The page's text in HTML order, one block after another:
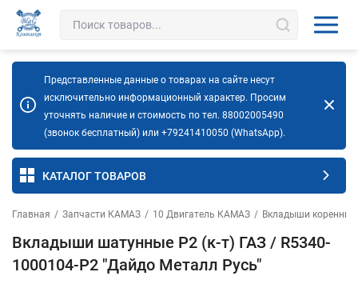
Представленные данные о товарах на сайте несут
исключительно информационный характер. Просим
уточнять наличие и стоимость по тел. 88002005490
(звонок бесплатный) или +79241410050 (WhatsApp).
КАТАЛОГ ТОВАРОВ
Главная / Запчасти КАМАЗ / 10 Двигатель КАМАЗ / Вкладыши
Вкладыши шатунные Р2 (к-т) ГАЗ / R5340-
1000104-Р2 "Дайдо Металл Русь"